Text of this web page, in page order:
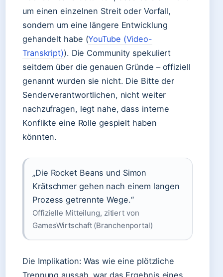
um einen einzelnen Streit oder Vorfall,
sondern um eine längere Entwicklung
gehandelt habe (YouTube (Video-
Transkript)). Die Community spekuliert
seitdem über die genauen Gründe – offiziell
genannt wurden sie nicht. Die Bitte der
Senderverantwortlichen, nicht weiter
nachzufragen, legt nahe, dass interne
Konflikte eine Rolle gespielt haben
könnten.
„Die Rocket Beans und Simon
Krätschmer gehen nach einem langen
Prozess getrennte Wege.“
Offizielle Mitteilung, zitiert von
GamesWirtschaft (Branchenportal)
Die Implikation: Was wie eine plötzliche
Trennung aussah, war das Ergebnis eines